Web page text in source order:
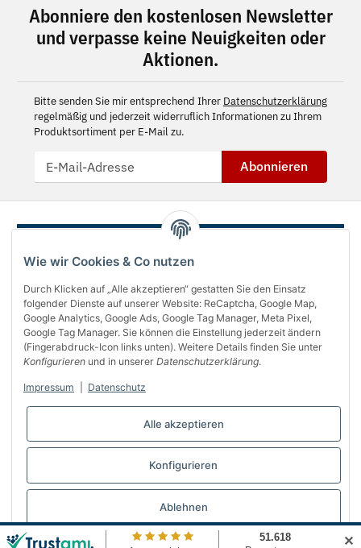
Wie wir Cookies & Co nutzen
Durch Klicken auf „Alle akzeptieren“ gestatten Sie den Einsatz
folgender Dienste auf unserer Website: ReCaptcha, Google Map,
Google Analytics, Google Ads, Google Tag Manager, Meta Pixel,
Google Tag Manager. Sie können die Einstellung jederzeit ändern
(Fingerabdruck-Icon links unten). Weitere Details finden Sie unter
Konfigurieren und in unserer Datenschutzerklärung.
Impressum Datenschutz
Alle akzeptieren
Konfigurieren
Ablehnen
Abonniere den kostenlosen Newsletter
und verpasse keine Neuigkeiten oder
Aktionen.
Bitte senden Sie mir entsprechend Ihrer Datenschutzerklärung
regelmäßig und jederzeit widerruflich Informationen zu Ihrem
Produktsortiment per E-Mail zu.
Abonnieren
Über uns
Informationen
Bequem bezahlen
✕